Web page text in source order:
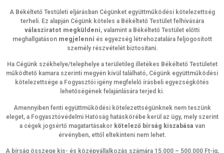
A Békéltető Testületi eljárásban Cégünket együttműködési kötelezettség
terheli. Ez alapján Cégünk köteles a Békéltető Testület felhívására
válasziratot megküldeni, valamint a Békéltető Testület előtti
meghallgatáson megjelenni és egyezség létrehozatalára feljogosított
személy részvételét biztosítani.
Ha Cégünk székhelye/telephelye a területileg illetékes Békéltető Testületet
működtető kamara szerinti megyén kívül található, Cégünk együttműködési
kötelezettsége a Fogyasztói igény megfelelő írásbeli egyezségkötés
lehetőségének felajánlására terjed ki.
Amennyiben fenti együttműködési kötelezettségünknek nem teszünk
eleget, a Fogyasztóvédelmi Hatóság hatáskörébe kerül az ügy, mely szerint
a cégek jogsértő magatartásakor kötelező bírság kiszabása van
érvényben, ettől eltekinteni nem lehet.
A bírság összege kis- és középvállalkozás számára 15.000 – 500.000 Ft-ig,